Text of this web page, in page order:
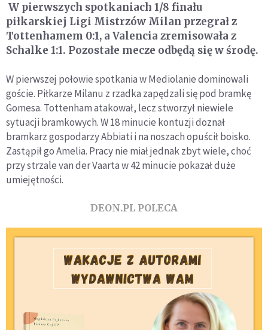
W pierwszych spotkaniach 1/8 finału
piłkarskiej Ligi Mistrzów Milan przegrał z
Tottenhamem 0:1, a Valencia zremisowała z
Schalke 1:1. Pozostałe mecze odbędą się w środę.
W pierwszej połowie spotkania w Mediolanie dominowali
goście. Piłkarze Milanu z rzadka zapędzali się pod bramkę
Gomesa. Tottenham atakował, lecz stworzył niewiele
sytuacji bramkowych. W 18 minucie kontuzji doznał
bramkarz gospodarzy Abbiati i na noszach opuścił boisko.
Zastąpił go Amelia. Pracy nie miał jednak zbyt wiele, choć
przy strzale van der Vaarta w 42 minucie pokazał duże
umiejętności.
DEON.PL POLECA